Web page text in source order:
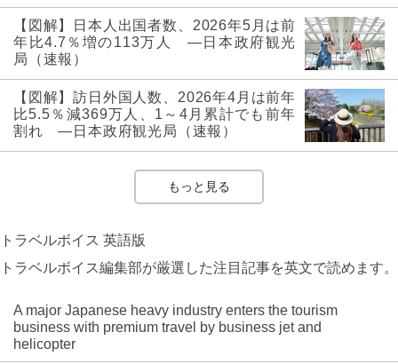
【図解】日本人出国者数、2026年5月は前
年比4.7％増の113万人 ―日本政府観光
局（速報）
【図解】訪日外国人数、2026年4月は前年
比5.5％減369万人、1～4月累計でも前年
割れ ―日本政府観光局（速報）
もっと見る
トラベルボイス 英語版
トラベルボイス編集部が厳選した注目記事を英文で読めます。
A major Japanese heavy industry enters the tourism
business with premium travel by business jet and
helicopter